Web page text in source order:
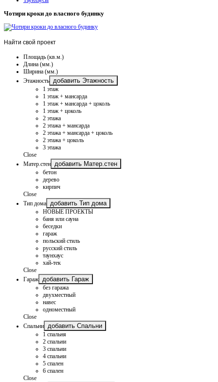
Чотири кроки до власного будинку
Найти свой проект
Площадь (кв.м.)
Длина (мм.)
Ширина (мм.)
Этажность
добавить Этажность
1 этаж
1 этаж + мансарда
1 этаж + мансарда + цоколь
1 этаж + цоколь
2 этажа
2 этажа + мансарда
2 этажа + мансарда + цоколь
2 этажа + цоколь
3 этажа
Close
Матер.стен
добавить Матер.стен
бетон
дерево
кирпич
Close
Тип дома
добавить Тип дома
НОВЫЕ ПРОЕКТЫ
баня или сауна
беседки
гараж
польский стиль
русский стиль
таунхаус
хай-тек
Close
Гараж
добавить Гараж
без гаража
двухместный
навес
одноместный
Close
Спальни
добавить Спальни
1 спальня
2 спальни
3 спальни
4 спальни
5 спален
6 спален
Close